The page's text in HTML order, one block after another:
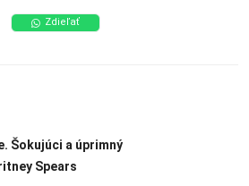
Zdieľať
Šokujúci a úprimný
Spears